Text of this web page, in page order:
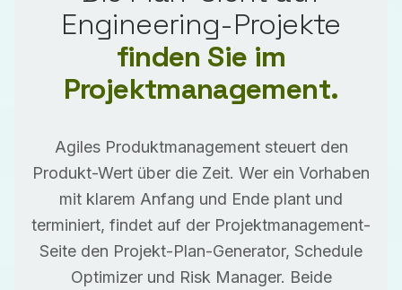
Engineering-Projekte
finden Sie im
Projektmanagement.
Agiles Produktmanagement steuert den
Produkt-Wert über die Zeit. Wer ein Vorhaben
mit klarem Anfang und Ende plant und
terminiert, findet auf der Projektmanagement-
Seite den Projekt-Plan-Generator, Schedule
Optimizer und Risk Manager. Beide